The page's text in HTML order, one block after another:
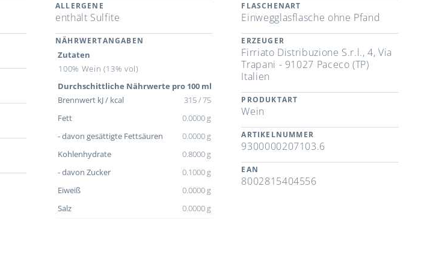
ALLERGENE
enthält Sulfite
NÄHRWERTANGABEN
Zutaten
100% Wein (13% vol)
Durchschittliche Nährwerte pro 100 ml
Brennwert kJ / kcal
315 / 75
Fett
0.0000 g
- davon gesättigte Fettsäuren
0.0000 g
Kohlenhydrate
0.8000 g
- davon Zucker
0.1000 g
Eiweiß
0.0000 g
Salz
0.0000 g
FLASCHENART
Einwegglasflasche ohne Pfand
ERZEUGER
Firriato Distribuzione S.r.l., 4, Via
Trapani - 91027 Paceco (TP)
Italien
PRODUKTART
Wein
ARTIKELNUMMER
9300000207103.6
EAN
8002815404556